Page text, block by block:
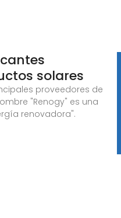
solares
proveedores de
"Renogy" es una
renovadora".